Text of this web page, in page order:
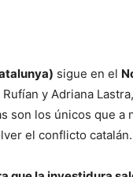
sigue en el
y Adriana
son los únicos que a
el conflicto catalán.